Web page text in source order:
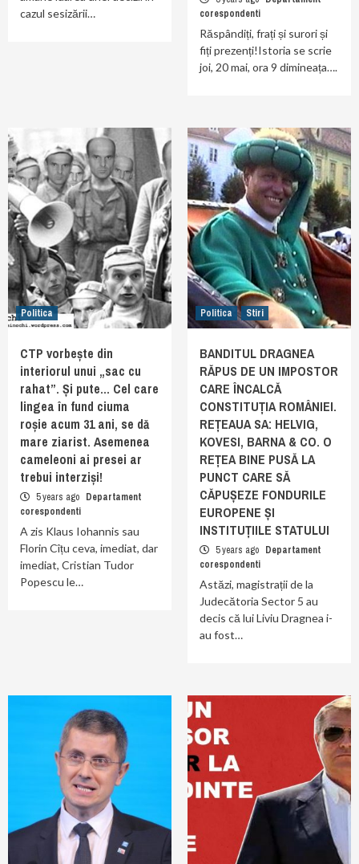
cazul sesizării…
corespondenti
Răspândiți, frați și surori și
fiți prezenți!Istoria se scrie
joi, 20 mai, ora 9 dimineața….
Politica
CTP vorbește din
interiorul unui „sac cu
rahat”. Și pute… Cel care
lingea în fund ciuma
roșie acum 31 ani, se dă
mare ziarist. Asemenea
cameleoni ai presei ar
trebui interziși!
5 years ago Departament
corespondenti
A zis Klaus Iohannis sau
Florin Cîțu ceva, imediat, dar
imediat, Cristian Tudor
Popescu le…
Politica Stiri
BANDITUL DRAGNEA
RĂPUS DE UN IMPOSTOR
CARE ÎNCALCĂ
CONSTITUȚIA ROMÂNIEI.
REȚEAUA SA: HELVIG,
KOVESI, BARNA & CO. O
REȚEA BINE PUSĂ LA
PUNCT CARE SĂ
CĂPUȘEZE FONDURILE
EUROPENE ȘI
INSTITUȚIILE STATULUI
5 years ago Departament
corespondenti
Astăzi, magistrații de la
Judecătoria Sector 5 au
decis că lui Liviu Dragnea i-
au fost…